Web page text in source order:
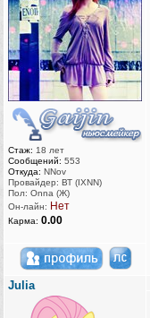
Стаж: 18 лет
Сообщений: 553
Откуда: NNov
Провайдер: ВТ (IXNN)
Пол: Onna (Ж)
Он-лайн: Нет
Карма: 0.00
Julia